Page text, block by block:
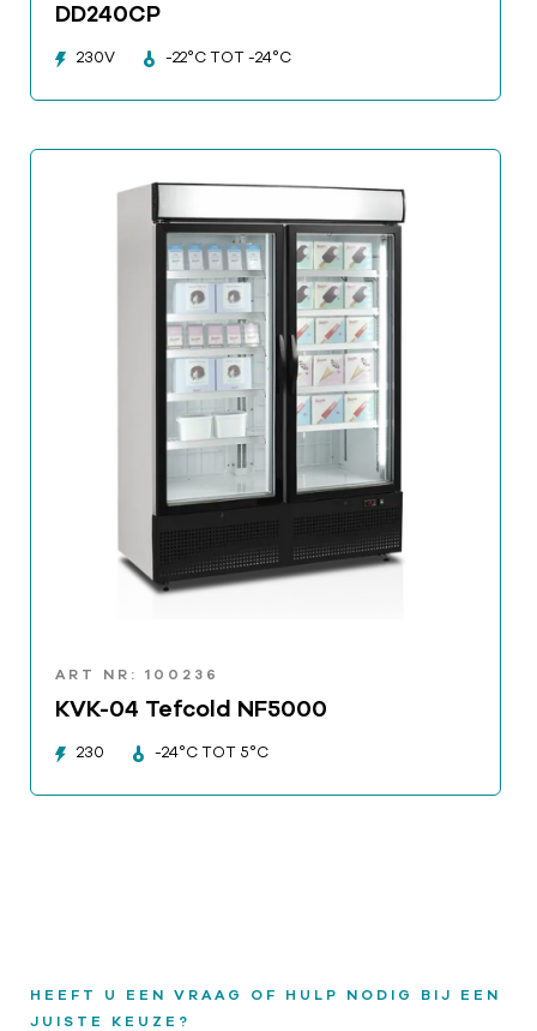
DD240CP
230V -22°C TOT -24°C
ART NR: 100236
KVK-04 Tefcold NF5000
230 -24°C TOT 5°C
HEEFT U EEN VRAAG OF HULP NODIG BIJ EEN
JUISTE KEUZE?